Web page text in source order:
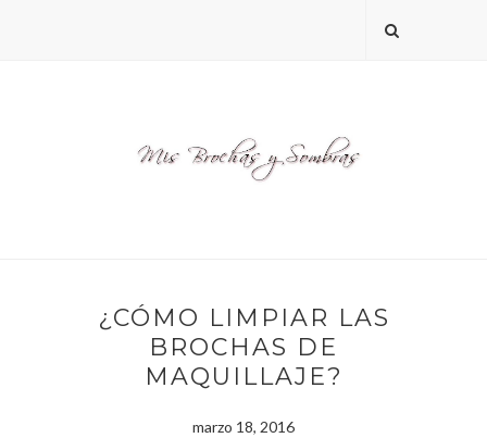
¿CÓMO LIMPIAR LAS
BROCHAS DE
MAQUILLAJE?
marzo 18, 2016